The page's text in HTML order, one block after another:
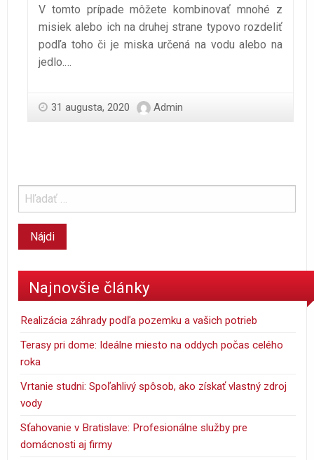
V tomto prípade môžete kombinovať mnohé z
misiek alebo ich na druhej strane typovo rozdeliť
podľa toho či je miska určená na vodu alebo na
jedlo.…
31 augusta, 2020 Admin
Najnovšie články
Realizácia záhrady podľa pozemku a vašich potrieb
Terasy pri dome: Ideálne miesto na oddych počas celého
roka
Vrtanie studni: Spoľahlivý spôsob, ako získať vlastný zdroj
vody
Sťahovanie v Bratislave: Profesionálne služby pre
domácnosti aj firmy